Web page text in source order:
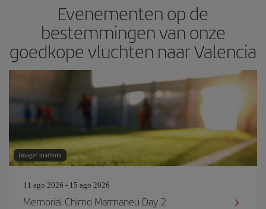
Evenementen op de
bestemmingen van onze
goedkope vluchten naar Valencia
Image: matimix
11 ago 2026 - 15 ago 2026
Memorial Chimo Marmaneu Day 2